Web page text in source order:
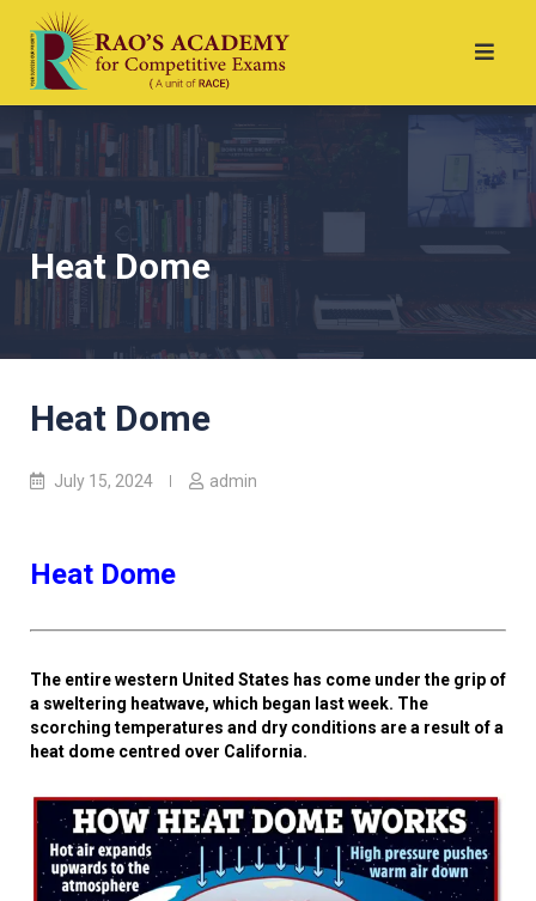
Heat Dome
Heat Dome
July 15, 2024 admin
Heat Dome
The entire western United States has come under the grip of
a sweltering heatwave, which began last week. The
scorching temperatures and dry conditions are a result of a
heat dome centred over California.